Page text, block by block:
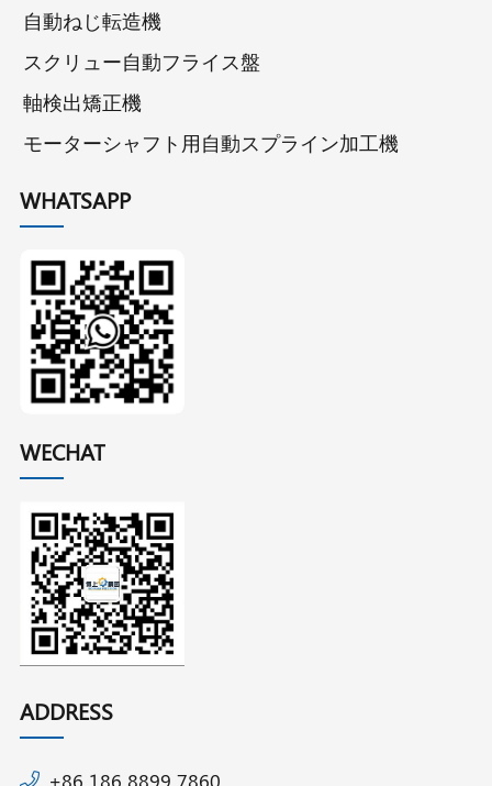
自動ねじ転造機
スクリュー自動フライス盤
軸検出矯正機
モーターシャフト用自動スプライン加工機
WHATSAPP
WECHAT
ADDRESS
+86 186 8899 7860